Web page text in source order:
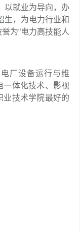
以就业为导向，办
生，为电力行业和
为“电力高技能人
厂设备运行与维
一体化技术、影视
业技术学院最好的